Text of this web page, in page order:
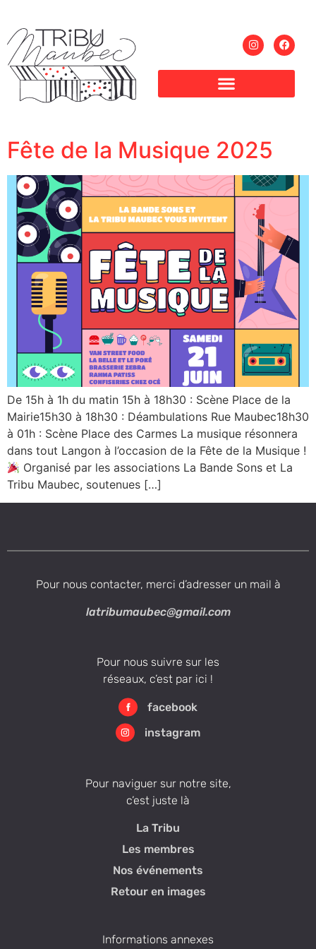
Fête de la Musique 2025
De 15h à 1h du matin 15h à 18h30 : Scène Place de la
Mairie15h30 à 18h30 : Déambulations Rue Maubec18h30
à 01h : Scène Place des Carmes La musique résonnera
dans tout Langon à l’occasion de la Fête de la Musique !
Organisé par les associations La Bande Sons et La
Tribu Maubec, soutenues […]
Pour nous contacter, merci d’adresser un mail à
latribumaubec@gmail.com
Pour nous suivre sur les
réseaux, c’est par ici !
facebook
instagram
Pour naviguer sur notre site,
c’est juste là
La Tribu
Les membres
Nos événements
Retour en images
Informations annexes